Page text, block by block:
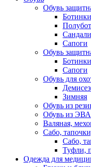
Обувь
Ботинки
Сапоги
Обувь
Ботинки
Сапоги
Обувь для
Зимняя
Обувь из
Обувь из ЭВА
Валяная,
Сабо,
Сабо,
Туфли,
Одежда для